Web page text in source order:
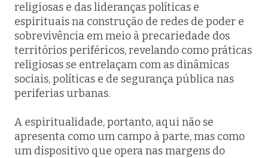
religiosas e das lideranças políticas e
espirituais na construção de redes de poder e
sobrevivência em meio à precariedade dos
territórios periféricos, revelando como práticas
religiosas se entrelaçam com as dinâmicas
sociais, políticas e de segurança pública nas
periferias urbanas.
A espiritualidade, portanto, aqui não se
apresenta como um campo à parte, mas como
um dispositivo que opera nas margens do